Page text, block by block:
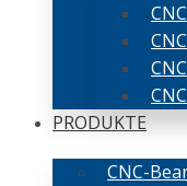
PRODUKTE
CNC-